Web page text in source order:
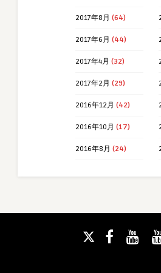
2017年8月 (64)
2017年6月 (44)
2017年4月 (32)
2017年2月 (29)
2016年12月 (42)
2016年10月 (17)
2016年8月 (24)